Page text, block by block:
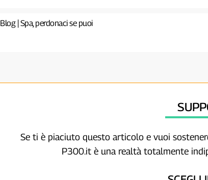
Blog | Spa, perdonaci se puoi
Se ti è piaciuto questo articolo e vuoi
P300.it è una realtà totalmente